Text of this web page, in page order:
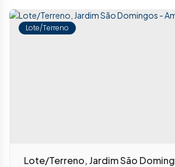
Lote/Terreno
Lote/Terreno, Jardim São